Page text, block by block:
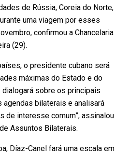
de Rússia, Coreia do Norte,
uma viagem por esses
confirmou a Chancelaria
(29).
o presidente cubano será
máximas do Estado e do
dialogará sobre os principais
bilaterais e analisará
de interesse comum”, assinalou
Assuntos Bilaterais.
Díaz-Canel fará uma escala em